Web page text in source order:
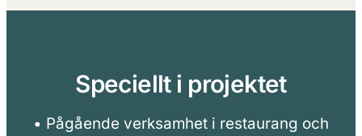
Speciellt i projektet
• Pågående verksamhet i restaurang och